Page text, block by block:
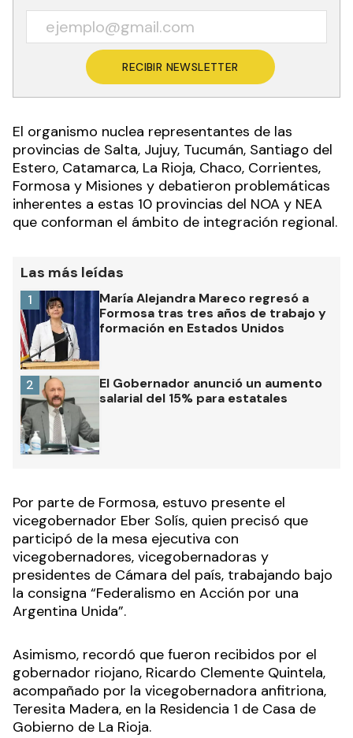
RECIBIR NEWSLETTER
El organismo nuclea representantes de las
provincias de Salta, Jujuy, Tucumán, Santiago del
Estero, Catamarca, La Rioja, Chaco, Corrientes,
Formosa y Misiones y debatieron problemáticas
inherentes a estas 10 provincias del NOA y NEA
que conforman el ámbito de integración regional.
Las más leídas
María Alejandra Mareco regresó a
Formosa tras tres años de trabajo y
formación en Estados Unidos
1
El Gobernador anunció un aumento
salarial del 15% para estatales
2
Por parte de Formosa, estuvo presente el
vicegobernador Eber Solís, quien precisó que
participó de la mesa ejecutiva con
vicegobernadores, vicegobernadoras y
presidentes de Cámara del país, trabajando bajo
la consigna “Federalismo en Acción por una
Argentina Unida”.
Asimismo, recordó que fueron recibidos por el
gobernador riojano, Ricardo Clemente Quintela,
acompañado por la vicegobernadora anfitriona,
Teresita Madera, en la Residencia 1 de Casa de
Gobierno de La Rioja.